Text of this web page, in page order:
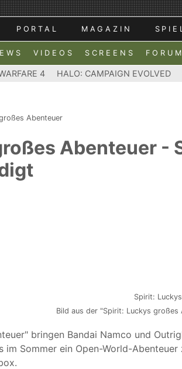
PORTAL MAGAZIN
VIDEOS SCREENS FORUM
4 HALO: CAMPAIGN EVOLVED
Abenteuer
Abenteuer -
Bild aus der "Spirit: Luckys großes
bringen Bandai Namco und
im Sommer ein Open-World-Abenteuer